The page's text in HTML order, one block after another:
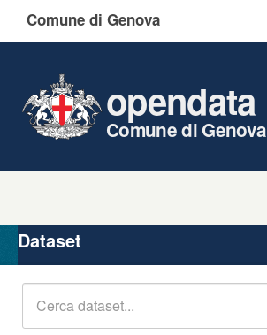
Comune di Genova
opendata
Comune di Genova
Organizzazioni
Gruppi
Dataset